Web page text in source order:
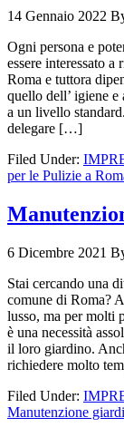
14 Gennaio 2022
Ogni persona e
essere interessato
Roma e tuttora
quello dell’ igiene
a un livello
delegare […]
Filed Under:
per le Pulizie a
6 Dicembre 2021
Stai cercando una
comune di Roma?
lusso, ma per molti
è una necessità
il loro giardino.
richiedere molto
Filed Under:
Manutenzione